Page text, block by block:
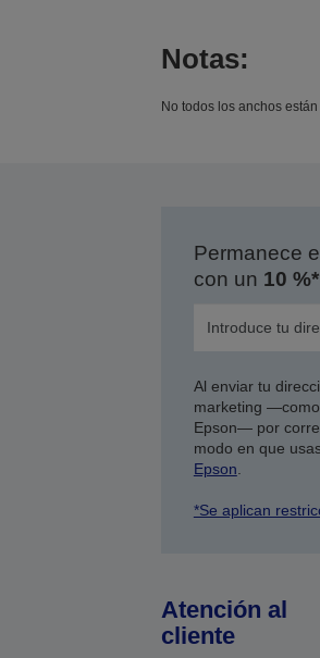
Notas:
No todos los anchos
Permanece
con un 10 %*
Al enviar tu
marketing
Epson— por
modo en que
Epson
*Se aplican
Atención al
cliente